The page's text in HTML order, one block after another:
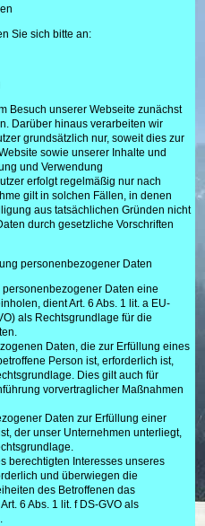
Sie sich bitte an:
Besuch unserer Webseite zunächst
Darüber hinaus verarbeiten wir
grundsätzlich nur, soweit dies zur
sowie unserer Inhalte und
und Verwendung
erfolgt regelmäßig nur nach
gilt in solchen Fällen, in denen
aus tatsächlichen Gründen nicht
durch gesetzliche Vorschriften
personenbezogener Daten
Daten eine
dient Art. 6 Abs. 1 lit. a EU-
als Rechtsgrundlage für die
Daten, die zur Erfüllung eines
Person ist, erforderlich ist,
Dies gilt auch für
vorvertraglicher Maßnahmen
Daten zur Erfüllung einer
der unser Unternehmen unterliegt,
berechtigten Interesses unseres
und überwiegen die
des Betroffenen das
6 Abs. 1 lit. f DS-GVO als